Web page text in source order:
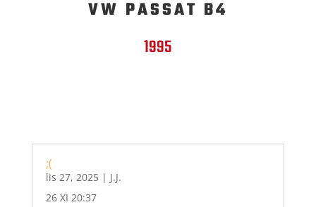
VW PASSAT B4
1995
;(
lis 27, 2025| J.J.
26 XI 20:37